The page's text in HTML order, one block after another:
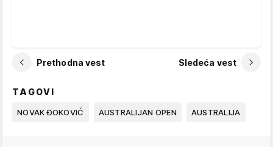
Prethodna vest Sledeća vest
TAGOVI
NOVAK ĐOKOVIĆ AUSTRALIJAN OPEN AUSTRALIJA